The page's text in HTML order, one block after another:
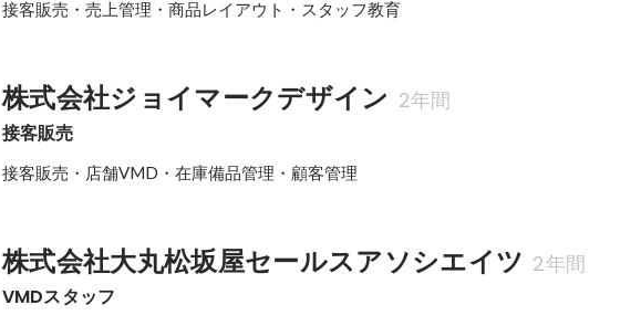
接客販売・売上管理・商品レイアウト・スタッフ教育
株式会社ジョイマークデザイン 2年間
接客販売
接客販売・店舗VMD・在庫備品管理・顧客管理
株式会社大丸松坂屋セールスアソシエイツ 2年間
VMDスタッフ